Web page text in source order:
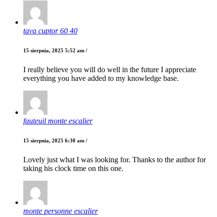
tava cuptor 60 40
15 sierpnia, 2025 5:52 am /
I really believe you will do well in the future I appreciate
everything you have added to my knowledge base.
fauteuil monte escalier
15 sierpnia, 2025 6:30 am /
Lovely just what I was looking for. Thanks to the author for
taking his clock time on this one.
monte personne escalier